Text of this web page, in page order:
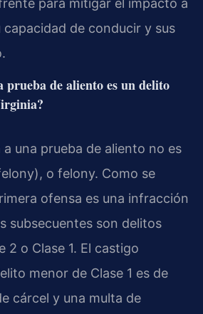
capacidad de conducir y sus
prueba de aliento es un delito
una prueba de aliento no es
o felony. Como se
ofensa es una infracción
subsecuentes son delitos
2 o Clase 1. El castigo
menor de Clase 1 es de
cárcel y una multa de